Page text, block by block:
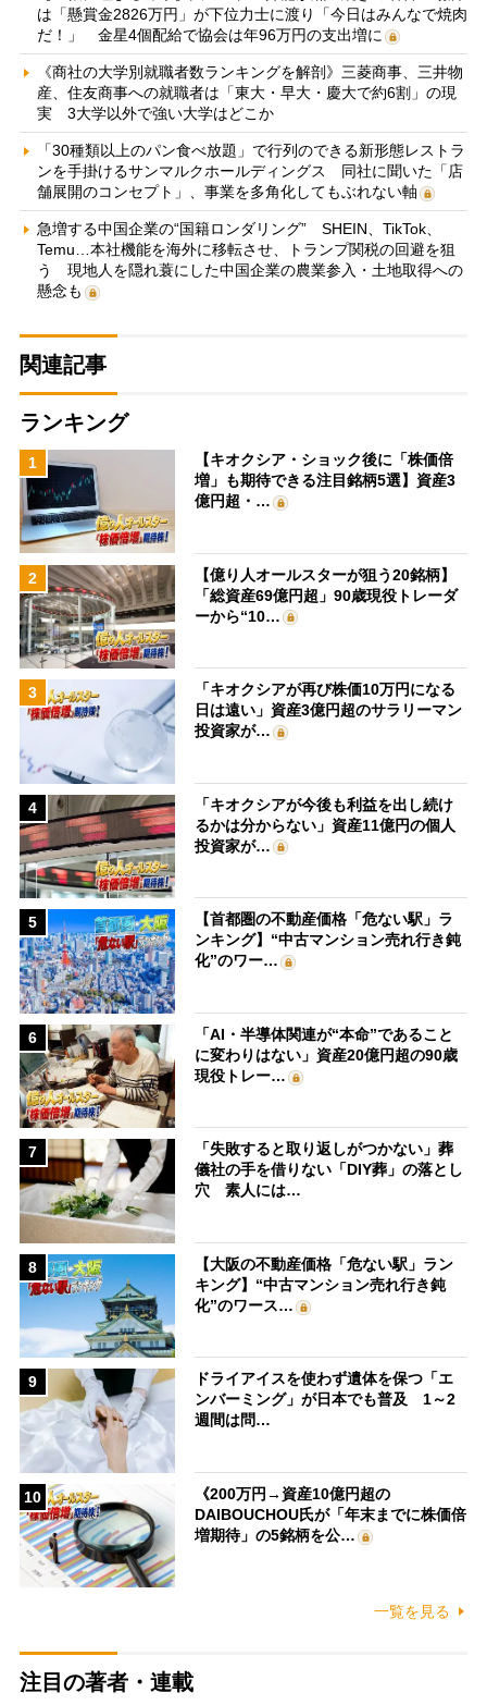
は「懸賞金2826万円」が下位力士に渡り「今日はみんなで焼肉
だ！」 金星4個配給で協会は年96万円の支出増に
《商社の大学別就職者数ランキングを解剖》三菱商事、三井物
産、住友商事への就職者は「東大・早大・慶大で約6割」の現
実 3大学以外で強い大学はどこか
「30種類以上のパン食べ放題」で行列のできる新形態レストラ
ンを手掛けるサンマルクホールディングス 同社に聞いた「店
舗展開のコンセプト」、事業を多角化してもぶれない軸
急増する中国企業の“国籍ロンダリング” SHEIN、TikTok、
Temu…本社機能を海外に移転させ、トランプ関税の回避を狙
う 現地人を隠れ蓑にした中国企業の農業参入・土地取得への
懸念も
関連記事
ランキング
1
【キオクシア・ショック後に「株価倍
増」も期待できる注目銘柄5選】資産3
億円超・…
2
【億り人オールスターが狙う20銘柄】
「総資産69億円超」90歳現役トレーダ
ーから“10…
3
「キオクシアが再び株価10万円になる
日は遠い」資産3億円超のサラリーマン
投資家が…
4
「キオクシアが今後も利益を出し続け
るかは分からない」資産11億円の個人
投資家が…
5
【首都圏の不動産価格「危ない駅」ラ
ンキング】“中古マンション売れ行き鈍
化”のワー…
6
「AI・半導体関連が“本命”であること
に変わりはない」資産20億円超の90歳
現役トレー…
7
「失敗すると取り返しがつかない」葬
儀社の手を借りない「DIY葬」の落とし
穴 素人には…
8
【大阪の不動産価格「危ない駅」ラン
キング】“中古マンション売れ行き鈍
化”のワース…
9
ドライアイスを使わず遺体を保つ「エ
ンバーミング」が日本でも普及 1～2
週間は問…
10
《200万円→資産10億円超の
DAIBOUCHOU氏が「年末までに株価倍
増期待」の5銘柄を公…
一覧を見る
注目の著者・連載